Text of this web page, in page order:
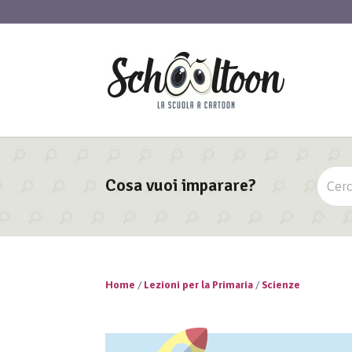
Cosa vuoi imparare?
Home / Lezioni per la Primaria / Scienze